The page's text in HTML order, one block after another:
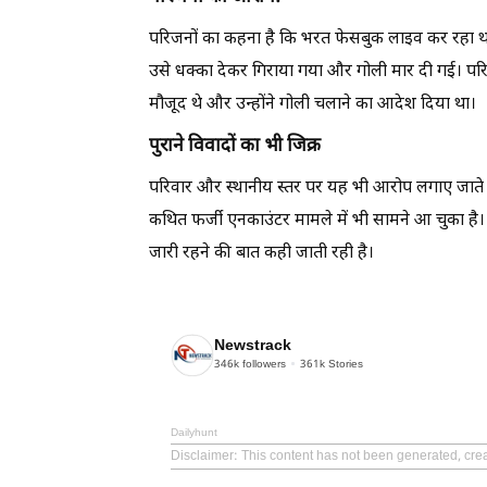
परिजनों का कहना है कि भरत फेसबुक लाइव कर
उसे धक्का देकर गिराया गया और गोली मार दी गई।
मौजूद थे और उन्होंने गोली चलाने का आदेश दिया था।
पुराने विवादों का भी जिक्र
परिवार और स्थानीय स्तर पर यह भी आरोप लगाए
कथित फर्जी एनकाउंटर मामले में भी सामने आ चुका है।
जारी रहने की बात कही जाती रही है।
Newstrack
346k followers 361k Stories
Dailyhunt
Disclaimer: This content has not been generated,